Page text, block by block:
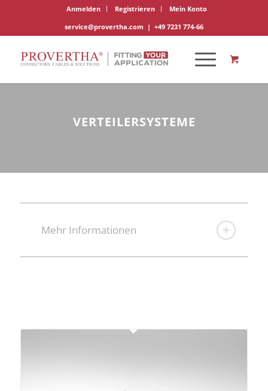
Anmelden Registrieren
Mein Konto
service@provertha.com | +49 7231 774-66
VERTEILERSYSTEME
Mehr Informationen